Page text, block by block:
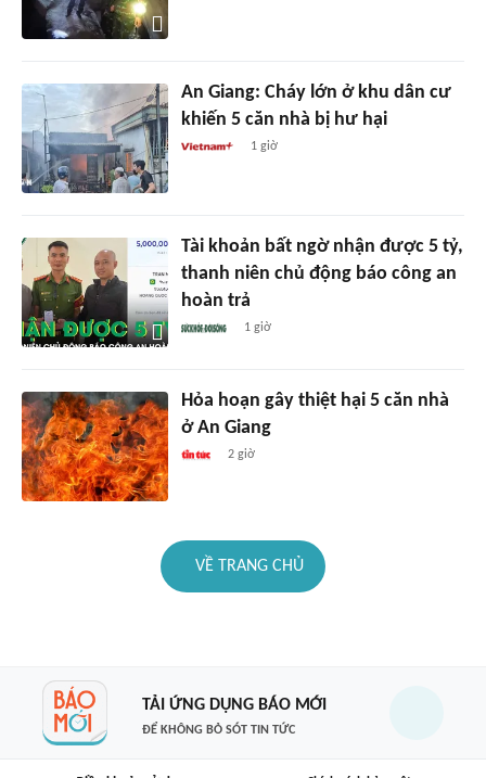
An Giang: Cháy lớn ở khu dân cư
khiến 5 căn nhà bị hư hại
1 giờ
Tài khoản bất ngờ nhận được 5 tỷ,
thanh niên chủ động báo công an
hoàn trả
1 giờ
Hỏa hoạn gây thiệt hại 5 căn nhà
ở An Giang
2 giờ
VỀ TRANG CHỦ
TẢI ỨNG DỤNG BÁO MỚI
ĐỂ KHÔNG BỎ SÓT TIN TỨC